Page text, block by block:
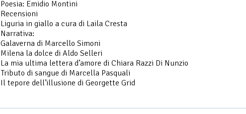
Poesia: Emidio Montini
Recensioni
Liguria in giallo a cura di Laila Cresta
Narrativa:
Galaverna di Marcello Simoni
Milena la dolce di Aldo Selleri
La mia ultima lettera d’amore di Chiara Razzi Di Nunzio
Tributo di sangue di Marcella Pasquali
Il tepore dell’illusione di Georgette Grid